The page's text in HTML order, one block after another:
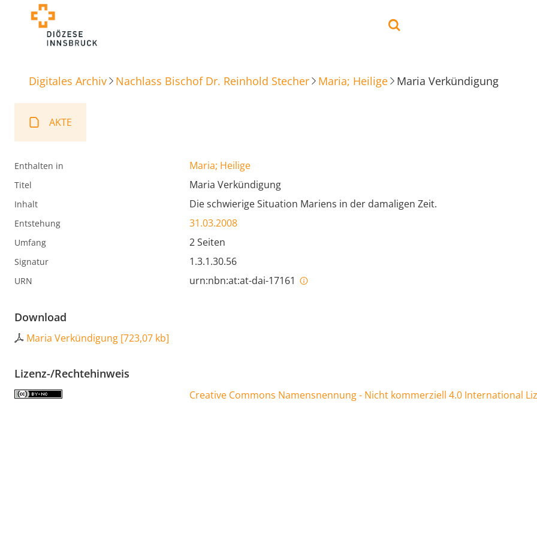
Digitales Archiv Nachlass Bischof Dr. Reinhold Stecher Maria; Heilige Maria Verkündigung
AKTE
Enthalten in Maria; Heilige
Titel Maria Verkündigung
Inhalt Die schwierige Situation Mariens in der damaligen Zeit.
Entstehung 31.03.2008
Umfang 2 Seiten
Signatur 1.3.1.30.56
URN urn:nbn:at:at-dai-17161
Download
Maria Verkündigung [723,07 kb]
Lizenz-/Rechtehinweis
Creative Commons Namensnennung - Nicht kommerziell 4.0 International